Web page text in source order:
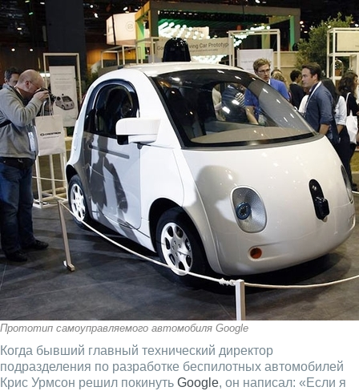
Прототип самоуправляемого автомобиля Google
Когда бывший главный технический директор
подразделения по разработке беспилотных автомобилей
Крис Урмсон решил покинуть Google, он написал: «Если я